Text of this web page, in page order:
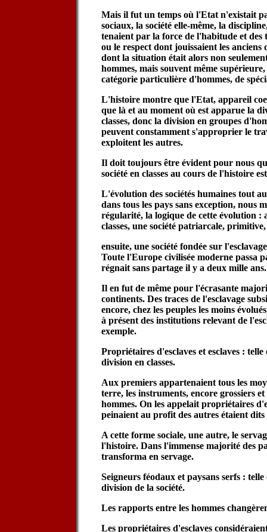
Mais il fut un temps où l'Etat n'existait
sociaux, la société elle-même, la
tenaient par la force de l'habitude et
ou le respect dont jouissaient les anciens
dont la situation était alors non
hommes, mais souvent même
catégorie particulière d'hommes, de
L'histoire montre que l'Etat, appareil
que là et au moment où est apparue la
classes, donc la division en groupes
peuvent constamment s'approprier le
exploitent les autres.
Il doit toujours être évident pour nous
société en classes au cours de l'histoire
L'évolution des sociétés humaines tout
dans tous les pays sans exception, nous
régularité, la logique de cette évolution :
classes, une société patriarcale,
ensuite, une société fondée sur
Toute l'Europe civilisée moderne passa
régnait sans partage il y a deux mille ans.
Il en fut de même pour l'écrasante
continents. Des traces de l'esclavage
encore, chez les peuples les moins
à présent des institutions relevant de
exemple.
Propriétaires d'esclaves et esclaves :
division en classes.
Aux premiers appartenaient tous les
terre, les instruments, encore grossiers
hommes. On les appelait propriétaires
peinaient au profit des autres étaient dits
A cette forme sociale, une autre, le
l'histoire. Dans l'immense majorité des
transforma en servage.
Seigneurs féodaux et paysans serfs :
division de la société.
Les rapports entre les hommes
Les propriétaires d'esclaves